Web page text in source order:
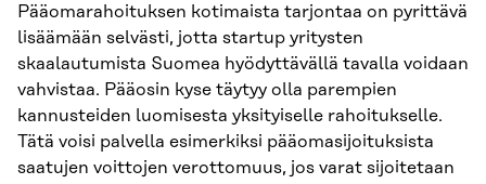
Pääomarahoituksen kotimaista tarjontaa on pyrittävä
lisäämään selvästi, jotta startup yritysten
skaalautumista Suomea hyödyttävällä tavalla voidaan
vahvistaa. Pääosin kyse täytyy olla parempien
kannusteiden luomisesta yksityiselle rahoitukselle.
Tätä voisi palvella esimerkiksi pääomasijoituksista
saatujen voittojen verottomuus, jos varat sijoitetaan